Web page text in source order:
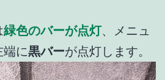
緑色のバーが点灯、メニュ
に黒バーが点灯します。